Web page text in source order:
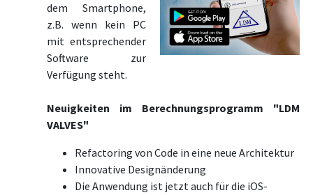
dem Smartphone,
z.B. wenn kein PC
mit entsprechender
Software zur
Verfügung steht.
Neuigkeiten im Berechnungsprogramm "LDM
VALVES"
Refactoring von Code in eine neue Architektur
Innovative Designänderung
Die Anwendung ist jetzt auch für die iOS-